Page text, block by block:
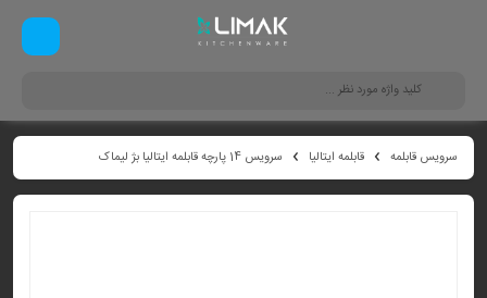
سرویس قابلمه قابلمه ایتالیا سرویس 14 پارچه قابلمه ایتالیا بژ لیماک